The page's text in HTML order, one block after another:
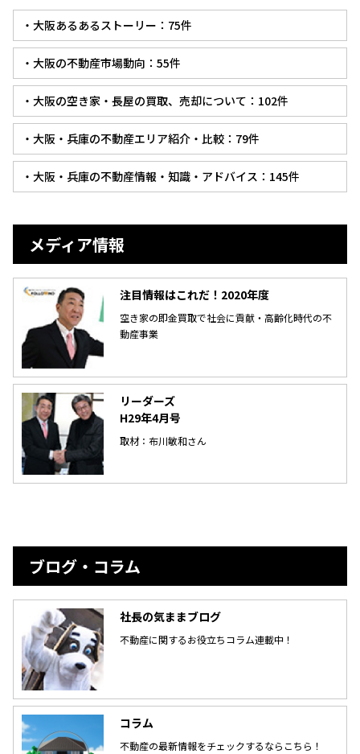
・大阪あるあるストーリー：75件
・大阪の不動産市場動向：55件
・大阪の空き家・長屋の買取、売却について：102件
・大阪・兵庫の不動産エリア紹介・比較：79件
・大阪・兵庫の不動産情報・知識・アドバイス：145件
メディア情報
注目情報はこれだ！2020年度
空き家の即金買取で社会に貢献・高齢化時代の不
動産事業
リーダーズ
H29年4月号
取材：布川敏和さん
ブログ・コラム
社長の気ままブログ
不動産に関するお役立ちコラム連載中！
コラム
不動産の最新情報をチェックするならこちら！